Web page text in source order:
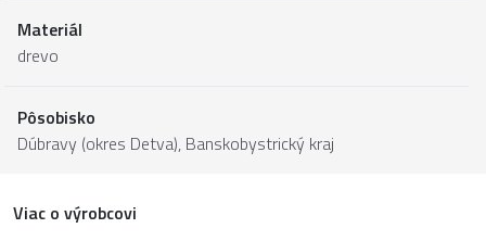
Materiál
drevo
Pôsobisko
Dúbravy (okres Detva), Banskobystrický kraj
Viac o výrobcovi